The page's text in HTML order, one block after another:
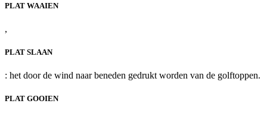
PLAT WAAIEN
,
PLAT SLAAN
: het door de wind naar beneden gedrukt worden van de golftoppen.
PLAT GOOIEN